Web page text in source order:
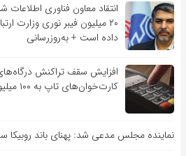
انتقاد معاون فناوری
۲۰ میلیون فیبر نوری وزارت
داده است + به‌روزرسانی
افزایش سقف تراکنش
کارت‌خوان‌های تاپ به ۱۰۰ میلیون تومان
نماینده مجلس مدعی شد: پهنای باند روبیکا